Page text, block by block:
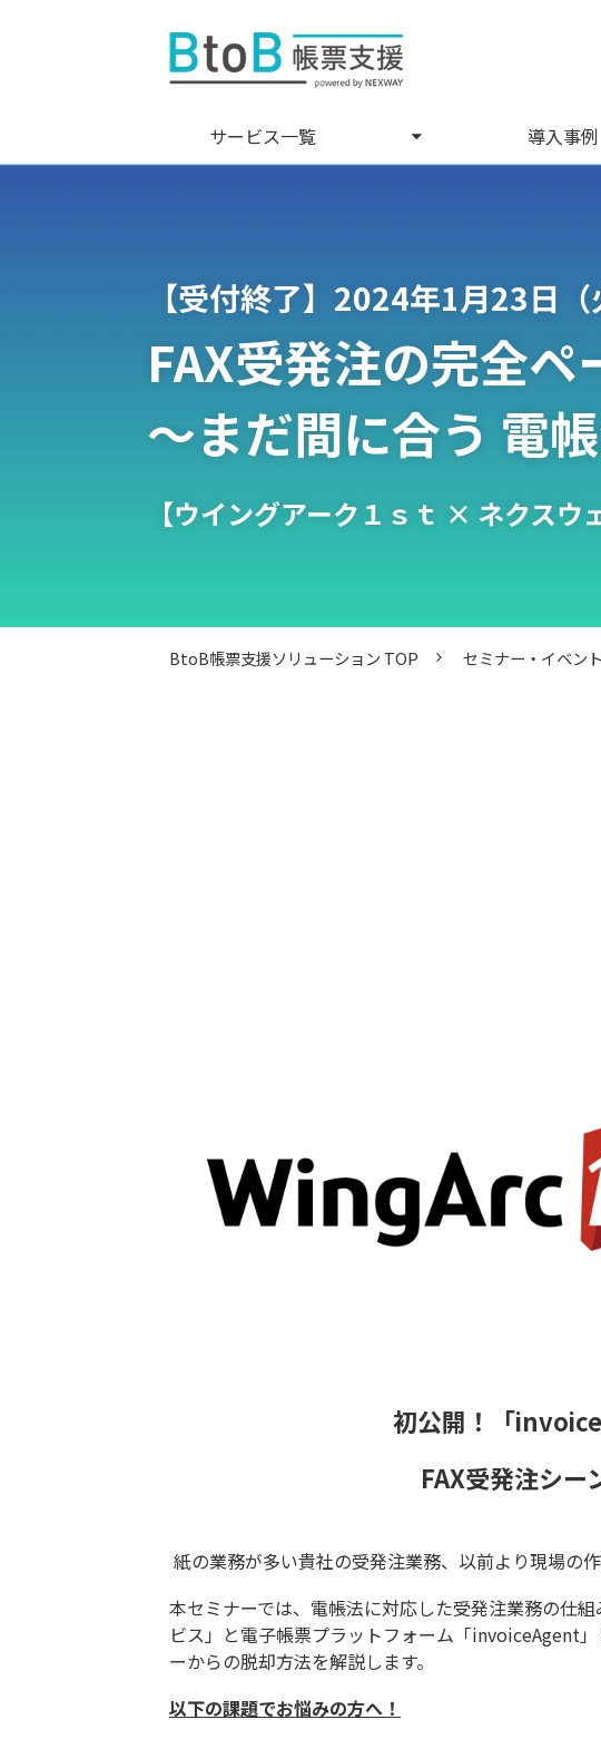
サービス一覧 導入事例
【受付終了】2024年1月23日
FAX受発注の完全ペ
～まだ間に合う 電
【ウイングアーク１ｓｔ × ネクスウ
BtoB帳票支援ソリューション TOP セミナー・イベント
初公開！「
FAX受発注シー
紙の業務が多い貴社の受発注業務、以前より現場の
本セミナーでは、電帳法に対応した受発注業務の仕
ビス」と電子帳票プラットフォーム「invoiceAgent
ーからの脱却方法を解説します。
以下の課題でお悩みの方へ！